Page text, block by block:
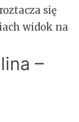
się
widok na
–